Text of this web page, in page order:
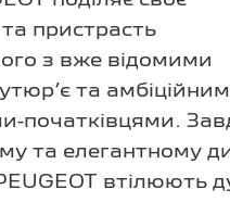
пристрасть
з вже відомими
та
початківцями.
та елегантному
втілюють